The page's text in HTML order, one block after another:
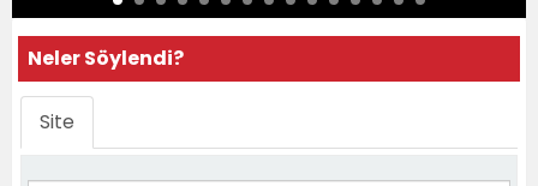
Neler Söylendi?
Site